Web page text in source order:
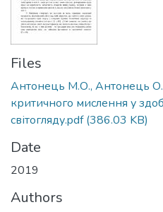
Files
Антонець М.О., Антонець
критичного мислення у
світогляду.pdf(386.03 KB)
Date
2019
Authors